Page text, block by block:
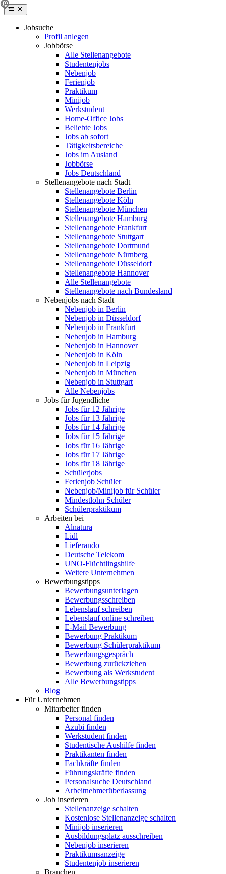
Jobsuche
Profil anlegen
Jobbörse
Alle Stellenangebote
Studentenjobs
Nebenjob
Ferienjob
Praktikum
Minijob
Werkstudent
Home-Office Jobs
Beliebte Jobs
Jobs ab sofort
Tätigkeitsbereiche
Jobs im Ausland
Jobbörse
Jobs Deutschland
Stellenangebote nach Stadt
Stellenangebote Berlin
Stellenangebote Köln
Stellenangebote München
Stellenangebote Hamburg
Stellenangebote Frankfurt
Stellenangebote Stuttgart
Stellenangebote Dortmund
Stellenangebote Nürnberg
Stellenangebote Düsseldorf
Stellenangebote Hannover
Alle Stellenangebote
Stellenangebote nach Bundesland
Nebenjobs nach Stadt
Nebenjob in Berlin
Nebenjob in Düsseldorf
Nebenjob in Frankfurt
Nebenjob in Hamburg
Nebenjob in Hannover
Nebenjob in Köln
Nebenjob in Leipzig
Nebenjob in München
Nebenjob in Stuttgart
Alle Nebenjobs
Jobs für Jugendliche
Jobs für 12 Jährige
Jobs für 13 Jährige
Jobs für 14 Jährige
Jobs für 15 Jährige
Jobs für 16 Jährige
Jobs für 17 Jährige
Jobs für 18 Jährige
Schülerjobs
Ferienjob Schüler
Nebenjob/Minijob für Schüler
Mindestlohn Schüler
Schülerpraktikum
Arbeiten bei
Alnatura
Lidl
Lieferando
Deutsche Telekom
UNO-Flüchtlingshilfe
Weitere Unternehmen
Bewerbungstipps
Bewerbungsunterlagen
Bewerbungsschreiben
Lebenslauf schreiben
Lebenslauf online schreiben
E-Mail Bewerbung
Bewerbung Praktikum
Bewerbung Schülerpraktikum
Bewerbungsgespräch
Bewerbung zurückziehen
Bewerbung als Werkstudent
Alle Bewerbungstipps
Blog
Für Unternehmen
Mitarbeiter finden
Personal finden
Azubi finden
Werkstudent finden
Studentische Aushilfe finden
Praktikanten finden
Fachkräfte finden
Führungskräfte finden
Personalsuche Deutschland
Arbeitnehmerüberlassung
Job inserieren
Stellenanzeige schalten
Kostenlose Stellenanzeige schalten
Minijob inserieren
Ausbildungsplatz ausschreiben
Nebenjob inserieren
Praktikumsanzeige
Studentenjob inserieren
Branchen